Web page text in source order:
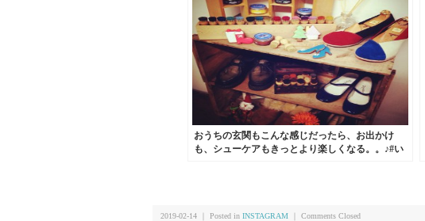
おうちの玄関もこんな感じだったら、お出かけ
も、シューケアもきっとより楽しくなる。。♪#い
2019-02-14 ｜ Posted in INSTAGRAM Comments Closed